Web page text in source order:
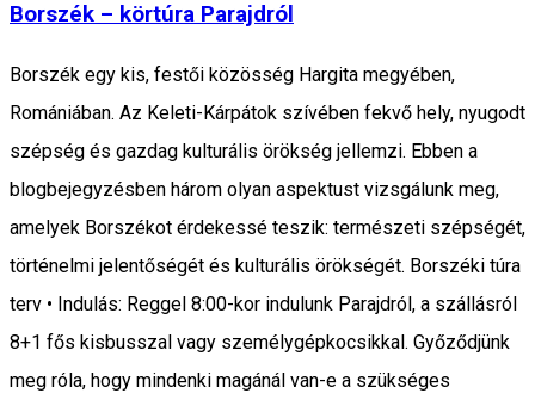
Borszék – körtúra Parajdról
Borszék egy kis, festői közösség Hargita megyében,
Romániában. Az Keleti-Kárpátok szívében fekvő hely, nyugodt
szépség és gazdag kulturális örökség jellemzi. Ebben a
blogbejegyzésben három olyan aspektust vizsgálunk meg,
amelyek Borszékot érdekessé teszik: természeti szépségét,
történelmi jelentőségét és kulturális örökségét. Borszéki túra
terv • Indulás: Reggel 8:00-kor indulunk Parajdról, a szállásról
8+1 fős kisbusszal vagy személygépkocsikkal. Győződjünk
meg róla, hogy mindenki magánál van-e a szükséges